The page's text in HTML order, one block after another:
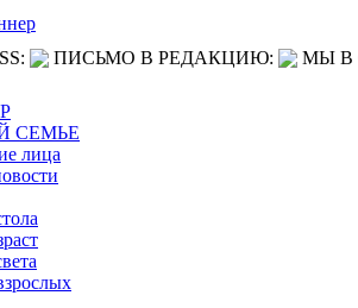
ПИСЬМО В РЕДАКЦИЮ: МЫ В
СЕМЬЕ
лица